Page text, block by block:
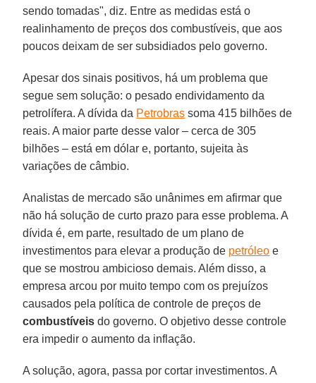
sendo tomadas", diz. Entre as medidas está o
realinhamento de preços dos combustíveis, que aos
poucos deixam de ser subsidiados pelo governo.
Apesar dos sinais positivos, há um problema que
segue sem solução: o pesado endividamento da
petrolífera. A dívida da Petrobras soma 415 bilhões de
reais. A maior parte desse valor – cerca de 305
bilhões – está em dólar e, portanto, sujeita às
variações de câmbio.
Analistas de mercado são unânimes em afirmar que
não há solução de curto prazo para esse problema. A
dívida é, em parte, resultado de um plano de
investimentos para elevar a produção de petróleo e
que se mostrou ambicioso demais. Além disso, a
empresa arcou por muito tempo com os prejuízos
causados pela política de controle de preços de
combustíveis do governo. O objetivo desse controle
era impedir o aumento da inflação.
A solução, agora, passa por cortar investimentos. A